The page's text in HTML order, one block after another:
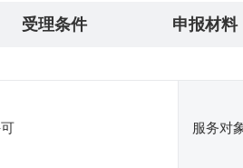
受理条件 申报材料
服务对